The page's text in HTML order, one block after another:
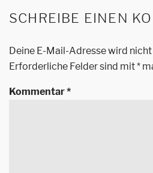
SCHREIBE EINEN
Deine E-Mail-Adresse wird
Erforderliche Felder sind mit*
Kommentar*